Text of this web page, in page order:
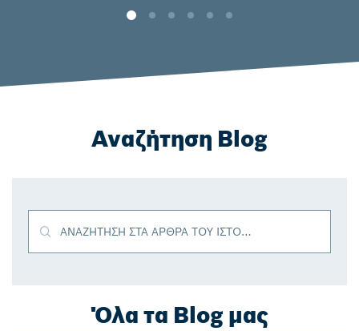
Αναζήτηση Blog
ΑΝΑΖΉΤΗΣΗ ΣΤΑ ΆΡΘΡΑ ΤΟΥ ΙΣΤΟΛΟΓΊΟΥ
Όλα τα Blog μας